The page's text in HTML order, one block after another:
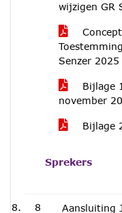
wijzigen GR
Senzer 2025
Bijlage
november
Bijlage
Sprekers
8
Aansluiting